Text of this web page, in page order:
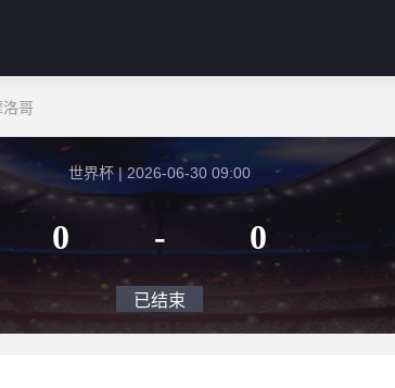
洛哥
世界杯 | 2026-06-30 09:00
0 - 0
已结束